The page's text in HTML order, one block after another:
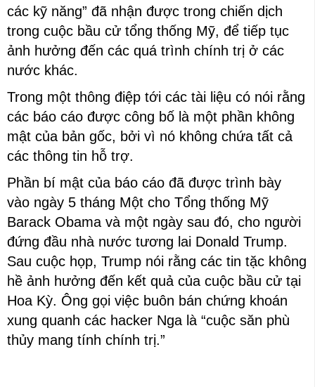
các kỹ năng” đã nhận được trong chiến dịch
trong cuộc bầu cử tổng thống Mỹ, để tiếp tục
ảnh hưởng đến các quá trình chính trị ở các
nước khác.
Trong một thông điệp tới các tài liệu có nói rằng
các báo cáo được công bố là một phần không
mật của bản gốc, bởi vì nó không chứa tất cả
các thông tin hỗ trợ.
Phần bí mật của báo cáo đã được trình bày
vào ngày 5 tháng Một cho Tổng thống Mỹ
Barack Obama và một ngày sau đó, cho người
đứng đầu nhà nước tương lai Donald Trump.
Sau cuộc họp, Trump nói rằng các tin tặc không
hề ảnh hưởng đến kết quả của cuộc bầu cử tại
Hoa Kỳ. Ông gọi việc buôn bán chứng khoán
xung quanh các hacker Nga là “cuộc săn phù
thủy mang tính chính trị.”